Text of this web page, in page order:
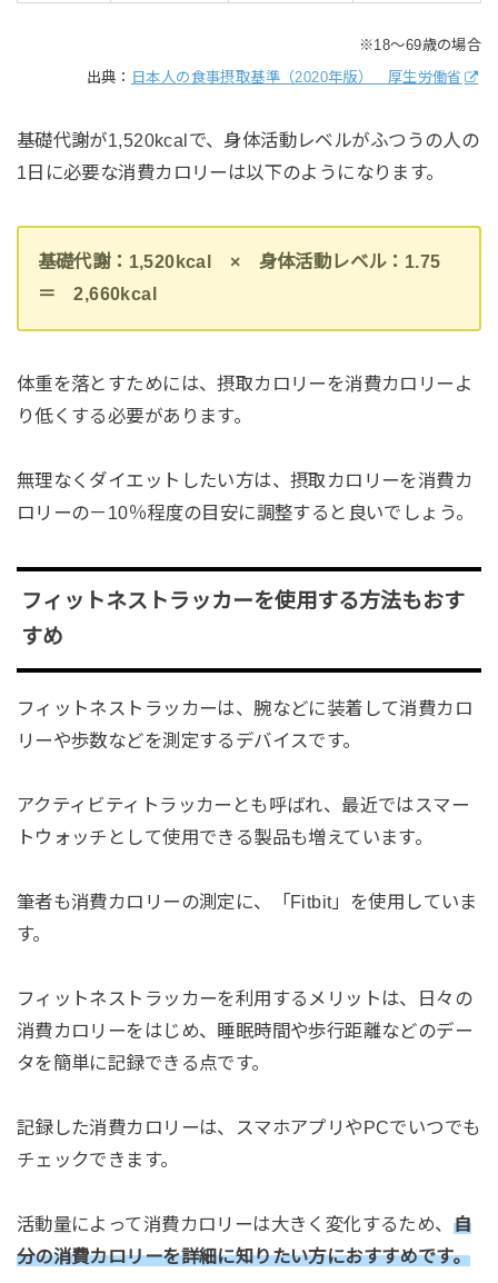
※18～69歳の場合
出典： 日本人の食事摂取基準（2020年版） 厚生労働省
基礎代謝が1,520kcalで、身体活動レベルがふつうの人の
1日に必要な消費カロリーは以下のようになります。
基礎代謝：1,520kcal × 身体活動レベル：1.75
＝ 2,660kcal
体重を落とすためには、摂取カロリーを消費カロリーよ
り低くする必要があります。
無理なくダイエットしたい方は、摂取カロリーを消費カ
ロリーの－10％程度の目安に調整すると良いでしょう。
フィットネストラッカーを使用する方法もおす
すめ
フィットネストラッカーは、腕などに装着して消費カロ
リーや歩数などを測定するデバイスです。
アクティビティトラッカーとも呼ばれ、最近ではスマー
トウォッチとして使用できる製品も増えています。
筆者も消費カロリーの測定に、「Fitbit」を使用していま
す。
フィットネストラッカーを利用するメリットは、日々の
消費カロリーをはじめ、睡眠時間や歩行距離などのデー
タを簡単に記録できる点です。
記録した消費カロリーは、スマホアプリやPCでいつでも
チェックできます。
活動量によって消費カロリーは大きく変化するため、 自
分の消費カロリーを詳細に知りたい方におすすめです。